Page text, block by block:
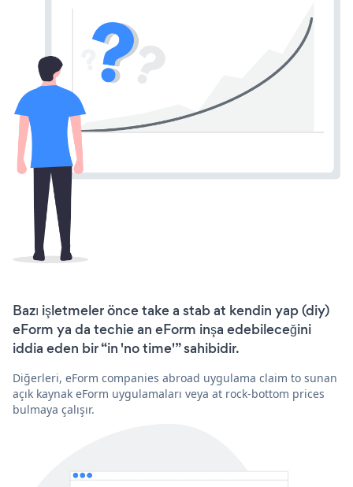
Bazı işletmeler önce take a stab at kendin yap (diy)
eForm ya da techie an eForm inşa edebileceğini
iddia eden bir “in 'no time'” sahibidir.
Diğerleri, eForm companies abroad uygulama claim to sunan
açık kaynak eForm uygulamaları veya at rock-bottom prices
bulmaya çalışır.